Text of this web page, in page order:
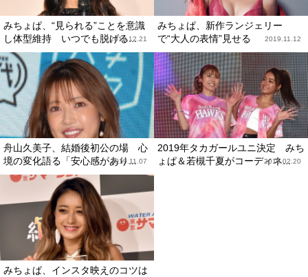
みちょぱ、“見られる”ことを意識
し体型維持 いつでも脱げる...
2019.12.21
みちょぱ、新作ランジェリー
で“大人の表情”見せる
2019.11.12
舟山久美子、結婚後初公の場 心
境の変化語る「安心感があり...
2019.11.07
2019年タカガールユニ決定 みち
ょぱ＆若槻千夏がコーディネ...
2019.02.20
みちょぱ、インスタ映えのコツは